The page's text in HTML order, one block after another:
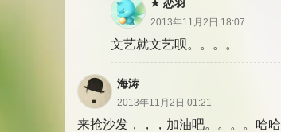
恋羽
2013年11月2日 18:07
文艺就文艺呗。。。。
海涛
2013年11月2日 01:21
来抢沙发，，，加油吧。。。。哈哈